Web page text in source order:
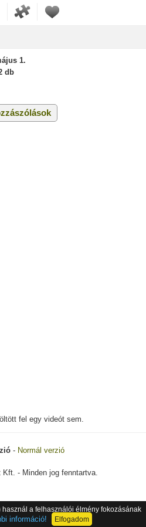
1.
db
fel egy videót sem.
- Normál verzió
- Minden jog fenntartva.
a felhasználói élmény fokozásának
információ! Elfogadom